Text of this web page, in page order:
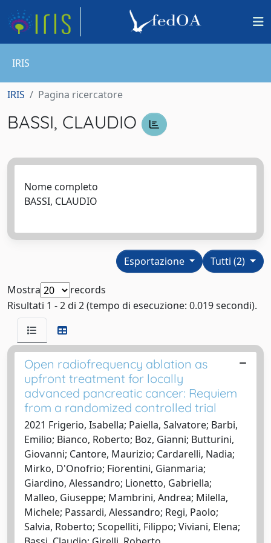
IRIS
IRIS Pagina ricercatore
BASSI, CLAUDIO
Nome completo
BASSI, CLAUDIO
Tutti (2)
Esportazione
Mostra
records
Risultati 1 - 2 di 2 (tempo di esecuzione: 0.019 secondi).
Open radiofrequency ablation as
upfront treatment for locally
advanced pancreatic cancer: Requiem
from a randomized controlled trial
2021 Frigerio, Isabella; Paiella, Salvatore; Barbi,
Emilio; Bianco, Roberto; Boz, Gianni; Butturini,
Giovanni; Cantore, Maurizio; Cardarelli, Nadia;
Mirko, D'Onofrio; Fiorentini, Gianmaria;
Giardino, Alessandro; Lionetto, Gabriella;
Malleo, Giuseppe; Mambrini, Andrea; Milella,
Michele; Passardi, Alessandro; Regi, Paolo;
Salvia, Roberto; Scopelliti, Filippo; Viviani, Elena;